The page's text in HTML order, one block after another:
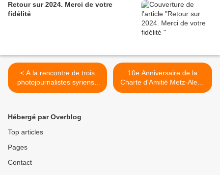
Retour sur 2024. Merci de votre
fidélité
< A la rencontre de trois
photojournalistes syriens :
Alaa ALFAQIR
10e Anniversaire de la
Charte d'Amitié Metz-Alep :
Une exposition de
Hébergé par Overblog
Top articles
Pages
Contact